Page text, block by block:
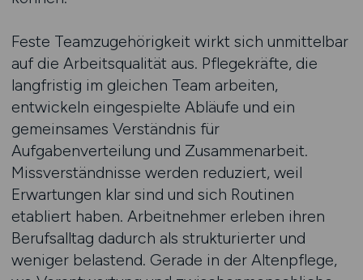
Feste Teamzugehörigkeit wirkt sich unmittelbar
auf die Arbeitsqualität aus. Pflegekräfte, die
langfristig im gleichen Team arbeiten,
entwickeln eingespielte Abläufe und ein
gemeinsames Verständnis für
Aufgabenverteilung und Zusammenarbeit.
Missverständnisse werden reduziert, weil
Erwartungen klar sind und sich Routinen
etabliert haben. Arbeitnehmer erleben ihren
Berufsalltag dadurch als strukturierter und
weniger belastend. Gerade in der Altenpflege,